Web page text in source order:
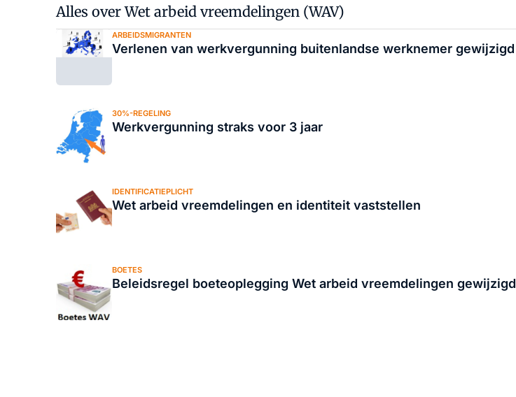
Alles over Wet arbeid vreemdelingen (WAV)
ARBEIDSMIGRANTEN
Verlenen van werkvergunning buitenlandse werknemer gewijzigd
30%-REGELING
Werkvergunning straks voor 3 jaar
IDENTIFICATIEPLICHT
Wet arbeid vreemdelingen en identiteit vaststellen
BOETES
Beleidsregel boeteoplegging Wet arbeid vreemdelingen gewijzigd